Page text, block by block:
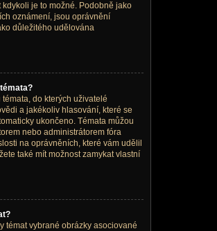
kdykoli je to možné. Podobně jako
oznámení, jsou oprávnění
důležitého udělována
do kterých uživatelé
a jakékoliv hlasování, které se
ukončeno. Témata můžou
nebo administrátorem fóra
na oprávněních, které vám udělil
také mít možnost zamykat vlastní
témat vybrané obrázky asociované